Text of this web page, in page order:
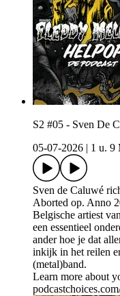
S2 #05 - Sven De
05-07-2026
1 u. 9
Sven de Caluwé
Aborted op. Anno
Belgische artiest
een essentieel
ander hoe je dat
inkijk in het reilen
(metal)band.
Learn more about